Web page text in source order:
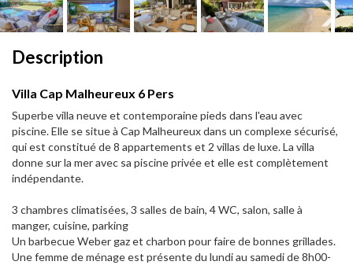
Description
Villa Cap Malheureux 6 Pers
Superbe villa neuve et contemporaine pieds dans l'eau avec
piscine. Elle se situe à Cap Malheureux dans un complexe sécurisé,
qui est constitué de 8 appartements et 2 villas de luxe. La villa
donne sur la mer avec sa piscine privée et elle est complètement
indépendante.
3 chambres climatisées, 3 salles de bain, 4 WC, salon, salle à
manger, cuisine, parking
Un barbecue Weber gaz et charbon pour faire de bonnes grillades.
Une femme de ménage est présente du lundi au samedi de 8h00-